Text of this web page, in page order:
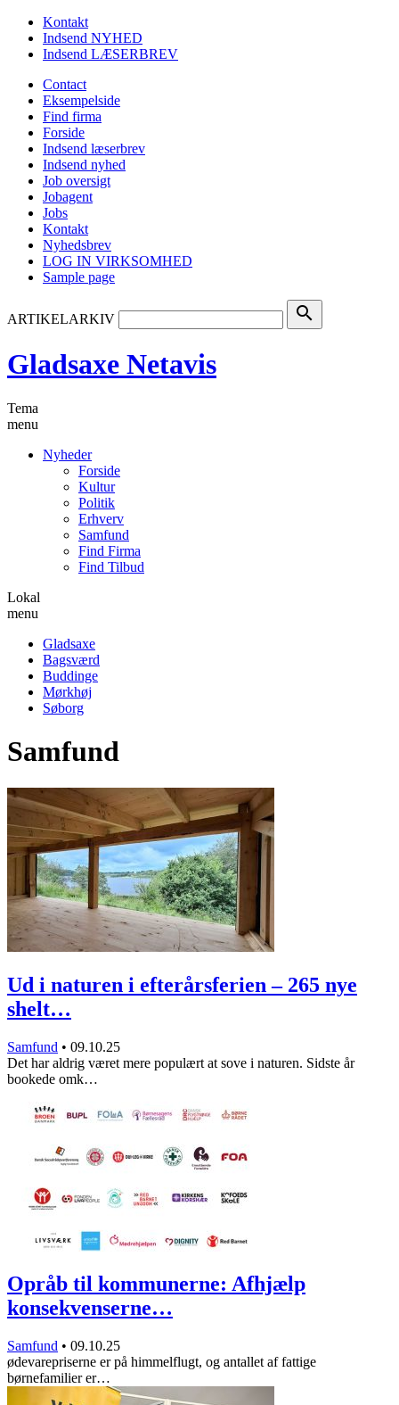
Kontakt
Indsend NYHED
Indsend LÆSERBREV
Contact
Eksempelside
Find firma
Forside
Indsend læserbrev
Indsend nyhed
Job oversigt
Jobagent
Jobs
Kontakt
Nyhedsbrev
LOG IN VIRKSOMHED
Sample page
ARTIKELARKIV search
Gladsaxe Netavis
Tema
menu
Nyheder
Forside
Kultur
Politik
Erhverv
Samfund
Find Firma
Find Tilbud
Lokal
menu
Gladsaxe
Bagsværd
Buddinge
Mørkhøj
Søborg
Samfund
Ud i naturen i efterårsferien – 265 nye
shelt…
Samfund • 09.10.25
Det har aldrig været mere populært at sove i naturen. Sidste år
bookede omk…
Opråb til kommunerne: Afhjælp
konsekvenserne…
Samfund • 09.10.25
ødevarepriserne er på himmelflugt, og antallet af fattige
børnefamilier er…